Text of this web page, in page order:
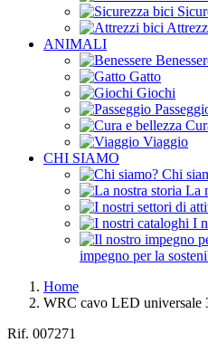
ANIMALI
Gatto
Giochi
Viaggio
CHI SIAMO
Chi
La
I
impegno per la
Home
WRC cavo LED universale
Rif. 007271